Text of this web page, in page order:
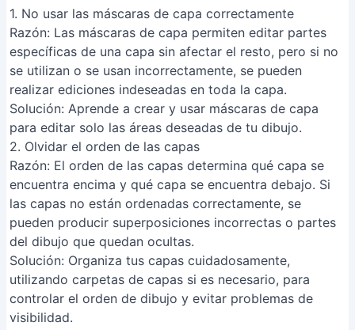
para editar solo las áreas deseadas de tu dibujo.
2. Olvidar el orden de las capas
Razón: El orden de las capas determina qué capa se
encuentra encima y qué capa se encuentra debajo. Si
las capas no están ordenadas correctamente, se
pueden producir superposiciones incorrectas o partes
del dibujo que quedan ocultas.
Solución: Organiza tus capas cuidadosamente,
utilizando carpetas de capas si es necesario, para
controlar el orden de dibujo y evitar problemas de
visibilidad.
FAQs
¿Cómo puedo crear una máscara de recorte en Clip
Studio Paint?
Para crear una máscara de recorte, selecciona la capa
que quieres que sea afectada por la máscara. Luego,
mantén presionada la tecla Alt (o Opción en Mac) y haz